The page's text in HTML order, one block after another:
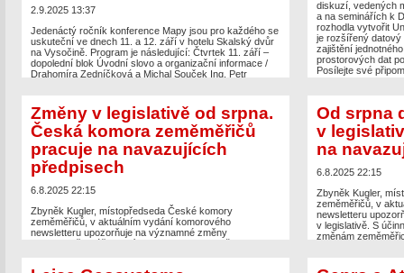
first onZeměměřič
chaosem,
appeared first on
2.9.2025 13:37
Jedenáctý ročník konference Mapy jsou pro každého se
uskuteční ve dnech 11. a 12. září v hotelu Skalský dvůr
na Vysočině. Program je následující: Čtvrtek 11. září –
dopolední blok Úvodní slovo a organizační informace /
Drahomíra Zedníčková a Michal Souček Ing. Petr
Český úřad zeměměřický a katastrální […]
The postProgram Mapy jsou pro každého 2025. DTM,
ÚP, AI, ČKZ, NGÚP, 3Dappeared first onZeměměřič
diskuzí, vedených
a na seminářích k
rozhodla vytvořit
je rozšířený datový
zajištění
prostorových dat
Posílejte své
Změny v legislativě od srpna.
Česká komora zeměměřičů
pracuje na navazujících
předpisech
6.8.2025 22:15
Zbyněk Kugler, místopředseda České komory
zeměměřičů, v aktuálním vydání komorového
newsletteru upozorňuje na významné změny
Od srpna
v
na
6.8.2025 22:15
Zbyněk Kugler,
zeměměřičů, v
newsletteru
v legislativě. S
změnám
a vyhlášky